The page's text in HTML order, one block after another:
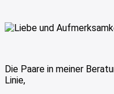
Die Paare in meiner
Linie,